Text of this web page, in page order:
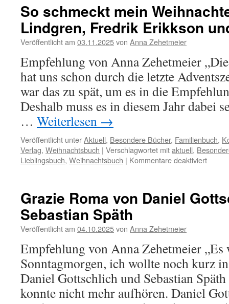
So schmeckt mein
Lindgren, Fredrik Erikkson
Veröffentlicht am 03.11.2025von Anna Zehetmeier
Empfehlung von Anna Zehetmeier
hat uns schon durch die letzte
war das zu spät, um es in die
Deshalb muss es in diesem Jahr dabei
… Weiterlesen →
Veröffentlicht unterAktuell, Besondere Bücher, Familienbuch,
Verlag, Weihnachtsbuch | Verschlagwortet mitaktuell,
Lieblingsbuch, Weihnachtsbuch | Kommentare deaktiviertfür
und
vielen
Grazie Roma von Daniel
Sebastian Späth
Veröffentlicht am 04.10.2025von Anna Zehetmeier
Empfehlung von Anna Zehetmeier „Es
Sonntagmorgen, ich wollte noch kurz
Daniel Gottschlich und Sebastian
konnte nicht mehr aufhören. Daniel